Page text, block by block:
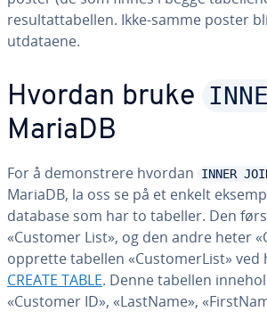
resultattabellen. Ikke-samme poster
utdataene.
Hvordan bruke
MariaDB
For å demonstrere hvordan INNER
MariaDB, la oss se på et enkelt
database som har to tabeller. Den
«Customer List», og den andre heter
opprette tabellen «CustomerList» ved
CREATE TABLE. Denne tabellen
«Customer ID», «LastName»,